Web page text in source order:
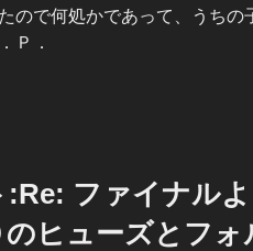
ので何処かであって、うちの
Ｐ．
:Re: ファイナル
のヒューズとフ